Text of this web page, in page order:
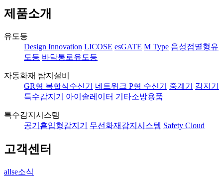
제품소개
유도등
Design Innovation LICOSE esGATE M Type 음성점멸형유
도등 바닥통로유도등
자동화재 탐지설비
GR형 복합식수신기
네트워크 P형 수신기 중계기
감지기
특수감지기
아이솔레이터 기타소방용품
특수감지시스템
공기흡입형감지기
무선화재감지시스템 Safety Cloud
고객센터
allse소식